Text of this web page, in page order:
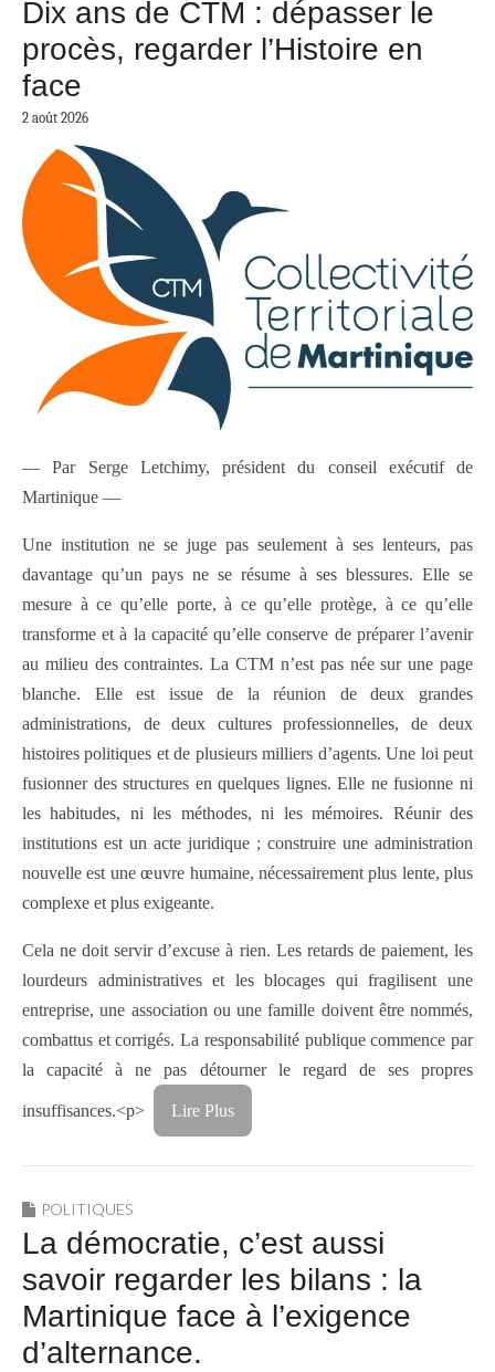
Dix ans de CTM : dépasser le
procès, regarder l’Histoire en
face
2 août 2026
— Par Serge Letchimy, président du conseil exécutif de
Martinique —
Une institution ne se juge pas seulement à ses lenteurs, pas
davantage qu’un pays ne se résume à ses blessures. Elle se
mesure à ce qu’elle porte, à ce qu’elle protège, à ce qu’elle
transforme et à la capacité qu’elle conserve de préparer l’avenir
au milieu des contraintes. La CTM n’est pas née sur une page
blanche. Elle est issue de la réunion de deux grandes
administrations, de deux cultures professionnelles, de deux
histoires politiques et de plusieurs milliers d’agents. Une loi peut
fusionner des structures en quelques lignes. Elle ne fusionne ni
les habitudes, ni les méthodes, ni les mémoires. Réunir des
institutions est un acte juridique ; construire une administration
nouvelle est une œuvre humaine, nécessairement plus lente, plus
complexe et plus exigeante.
Cela ne doit servir d’excuse à rien. Les retards de paiement, les
lourdeurs administratives et les blocages qui fragilisent une
entreprise, une association ou une famille doivent être nommés,
combattus et corrigés. La responsabilité publique commence par
la capacité à ne pas détourner le regard de ses propres
insuffisances.<p> Lire Plus
POLITIQUES
La démocratie, c’est aussi
savoir regarder les bilans : la
Martinique face à l’exigence
d’alternance.